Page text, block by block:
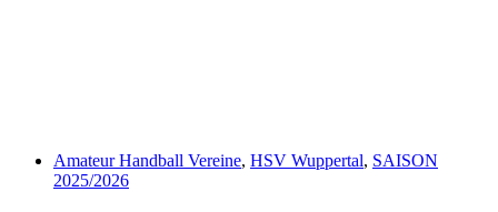
Amateur Handball Vereine, HSV Wuppertal, SAISON
2025/2026